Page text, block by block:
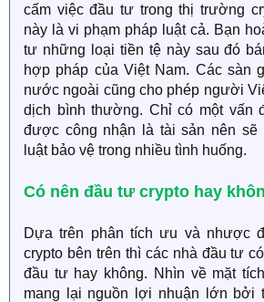
cấm việc đầu tư trong thị trường
này là vi phạm pháp luật cả. Bạn
tư những loại tiền tệ này sau đó
hợp pháp của Việt Nam. Các sàn
nước ngoài cũng cho phép người
dịch bình thường. Chỉ có một vấn
được công nhận là tài sản nên sẽ
luật bảo vệ trong nhiều tình huống.
Có nên đầu tư crypto hay
Dựa trên phân tích ưu và nhược
crypto bên trên thì các nhà đầu tư
đầu tư hay không. Nhìn về mặt
mang lại nguồn lợi nhuận lớn bởi